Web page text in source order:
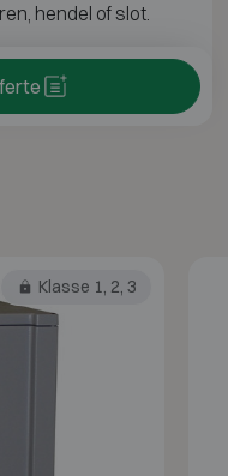
hendel of slot.
Klasse 1, 2, 3